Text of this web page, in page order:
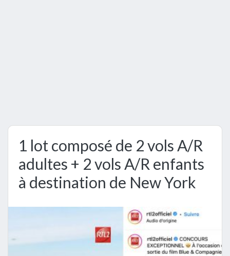
1 lot composé de 2 vols A/R
adultes + 2 vols A/R enfants
à destination de New York